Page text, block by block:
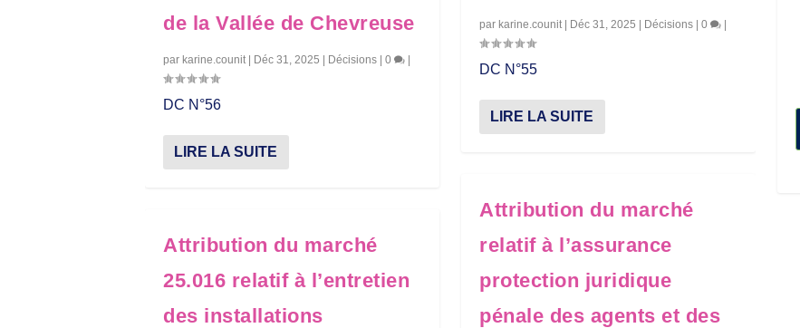
de la Vallée de Chevreuse
par karine.counit| Déc 31, 2025 Décisions 0
DC N°56
LIRE LA SUITE
Attribution du marché
25.016 relatif à l’entretien
des installations
par karine.counit| Déc 31, 2025 Décisions |0
DC N°55
LIRE LA SUITE
Attribution du marché
relatif à l’assurance
protection juridique
pénale des agents et des